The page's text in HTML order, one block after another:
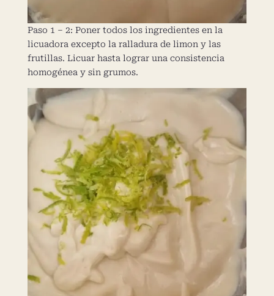
Paso 1 – 2: Poner todos los ingredientes en la
licuadora excepto la ralladura de limon y las
frutillas. Licuar hasta lograr una consistencia
homogénea y sin grumos.